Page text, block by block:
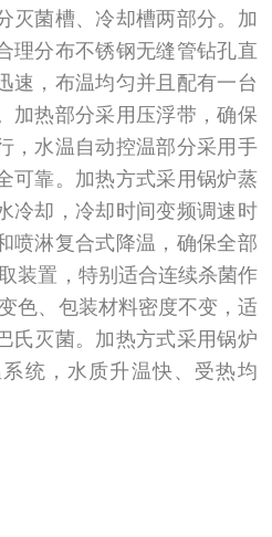
灭菌槽、冷却槽两部分。加
理分布不锈钢无缝管钻孔直
速，布温均匀并且配有一台
加热部分采用压浮带，确保
，水温自动控温部分采用手
可靠。加热方式采用锅炉蒸
冷却，冷却时间变频调速时
喷淋复合式降温，确保全部
装置，特别适合连续杀菌作
色、包装材料密度不变，适
氏灭菌。加热方式采用锅炉
统，水质升温快、受热均